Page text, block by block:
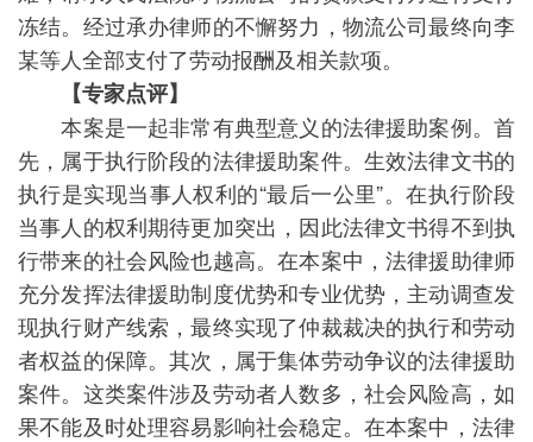
冻结。经过承办律师的不懈努力，物流公司最终向李
某等人全部支付了劳动报酬及相关款项。
【专家点评】
本案是一起非常有典型意义的法律援助案例。首
先，属于执行阶段的法律援助案件。生效法律文书的
执行是实现当事人权利的“最后一公里”。在执行阶段
当事人的权利期待更加突出，因此法律文书得不到执
行带来的社会风险也越高。在本案中，法律援助律师
充分发挥法律援助制度优势和专业优势，主动调查发
现执行财产线索，最终实现了仲裁裁决的执行和劳动
者权益的保障。其次，属于集体劳动争议的法律援助
案件。这类案件涉及劳动者人数多，社会风险高，如
果不能及时处理容易影响社会稳定。在本案中，法律